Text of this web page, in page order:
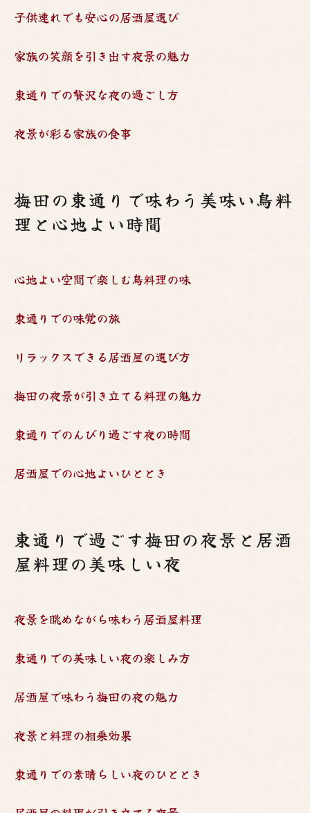
子供連れでも安心の居酒屋選び
家族の笑顔を引き出す夜景の魅力
東通りでの贅沢な夜の過ごし方
夜景が彩る家族の食事
梅田の東通りで味わう美味い鳥料
理と心地よい時間
心地よい空間で楽しむ鳥料理の味
東通りでの味覚の旅
リラックスできる居酒屋の選び方
梅田の夜景が引き立てる料理の魅力
東通りでのんびり過ごす夜の時間
居酒屋での心地よいひととき
東通りで過ごす梅田の夜景と居酒
屋料理の美味しい夜
夜景を眺めながら味わう居酒屋料理
東通りでの美味しい夜の楽しみ方
居酒屋で味わう梅田の夜の魅力
夜景と料理の相乗効果
東通りでの素晴らしい夜のひととき